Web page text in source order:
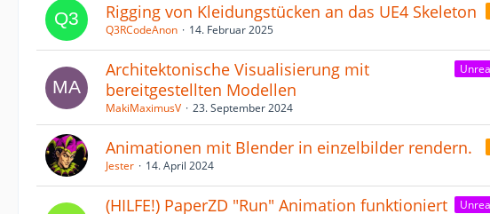
Rigging von Kleidungstücken an das UE4 Skeleton
Q3RCodeAnon 14. Februar 2025
Architektonische Visualisierung mit
bereitgestellten Modellen
MakiMaximusV 23. September 2024
Animationen mit Blender in einzelbilder rendern.
Jester 14. April 2024
(HILFE!) PaperZD "Run" Animation funktioniert